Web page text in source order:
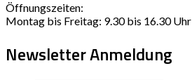
Öffnungszeiten:
Montag bis Freitag: 9.30 bis 16.30 Uhr
Newsletter Anmeldung